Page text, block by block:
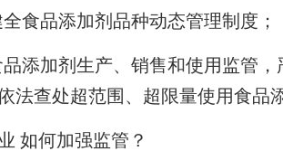
品添加剂品种动态管理制度；
加剂生产、销售和使用监管，
法查处超范围、超限量使用食品
如何加强监管？